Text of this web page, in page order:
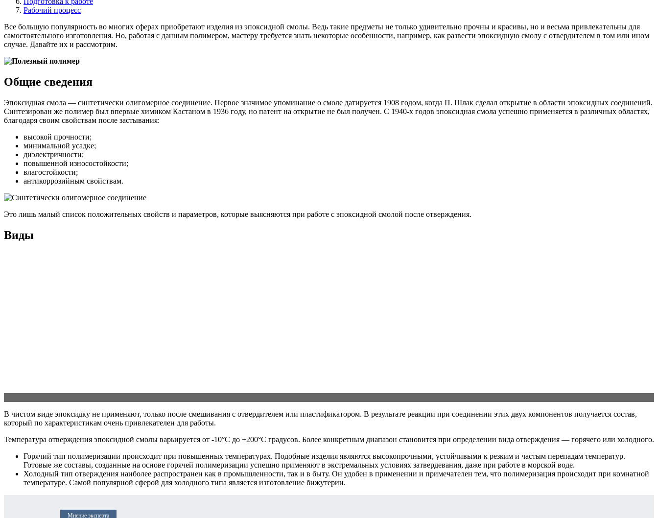
Рабочий процесс
Все большую популярность во многих сферах приобретают изделия из эпоксидной смолы. Ведь такие предметы не только удивительно прочны и красивы, но и весьма привлекательны для
самостоятельного изготовления. Но, работая с данным полимером, мастеру требуется знать некоторые особенности, например, как развести эпоксидную смолу с отвердителем в том или ином
случае. Давайте их и рассмотрим.
Общие сведения
Эпоксидная смола — синтетически олигомерное соединение. Первое значимое упоминание о смоле датируется 1908 годом, когда П. Шлак сделал открытие в области эпоксидных соединений.
Синтезирован же полимер был впервые химиком Кастаном в 1936 году, но патент на открытие не был получен. С 1940-х годов эпоксидная смола успешно применяется в различных областях,
благодаря своим свойствам после застывания:
высокой прочности;
минимальной усадке;
диэлектричности;
повышенной износостойкости;
влагостойкости;
антикоррозийным свойствам.
Это лишь малый список положительных свойств и параметров, которые выясняются при работе с эпоксидной смолой после отверждения.
Виды
В чистом виде эпоксидку не применяют, только после смешивания с отвердителем или пластификатором. В результате реакции при соединении этих двух компонентов получается состав,
который по характеристикам очень привлекателен для работы.
Температура отверждения эпоксидной смолы варьируется от -10°С до +200°С градусов. Более конкретным диапазон становится при определении вида отверждения — горячего или холодного.
Горячий тип полимеризации происходит при повышенных температурах. Подобные изделия являются высокопрочными, устойчивыми к резким и частым перепадам температур.
Готовые же составы, созданные на основе горячей полимеризации успешно применяют в экстремальных условиях затвердевания, даже при работе в морской воде.
Холодный тип отверждения наиболее распространен как в промышленности, так и в быту. Он удобен в применении и примечателен тем, что полимеризация происходит при комнатной
температуре. Самой популярной сферой для холодного типа является изготовление бижутерии.
Мнение эксперта